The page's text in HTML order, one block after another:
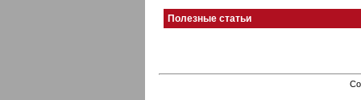
Полезные статьи